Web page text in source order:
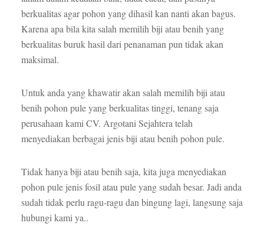
berkualitas agar pohon yang dihasil kan nanti akan bagus.
Karena apa bila kita salah memilih biji atau benih yang
berkualitas buruk hasil dari penanaman pun tidak akan
maksimal.
Untuk anda yang khawatir akan salah memilih biji atau
benih pohon pule yang berkualitas tinggi, tenang saja
perusahaan kami CV. Argotani Sejahtera telah
menyediakan berbagai jenis biji atau benih pohon pule.
Tidak hanya biji atau benih saja, kita juga menyediakan
pohon pule jenis fosil atau pule yang sudah besar. Jadi anda
sudah tidak perlu ragu-ragu dan bingung lagi, langsung saja
hubungi kami ya..